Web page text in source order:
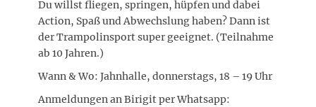
Du willst fliegen, springen, hüpfen und dabei
Action, Spaß und Abwechslung haben? Dann ist
der Trampolinsport super geeignet. (Teilnahme
ab 10 Jahren.)
Wann & Wo: Jahnhalle, donnerstags, 18 – 19 Uhr
Anmeldungen an Birigit per Whatsapp: